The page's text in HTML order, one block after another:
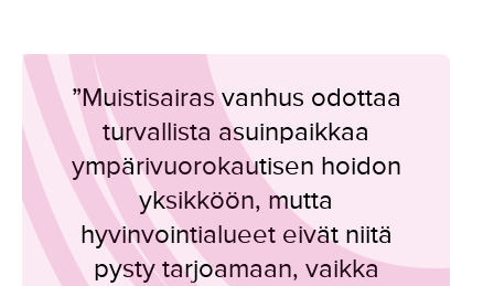
”Muistisairas vanhus odottaa
turvallista asuinpaikkaa
ympärivuorokautisen hoidon
yksikköön, mutta
hyvinvointialueet eivät niitä
pysty tarjoamaan, vaikka